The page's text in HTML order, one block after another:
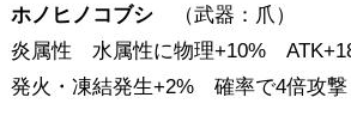
ホノヒノコブシ
（武器：爪）
炎属性 水属性に物理+10%
発火・凍結発生+2% 確率で4倍攻撃